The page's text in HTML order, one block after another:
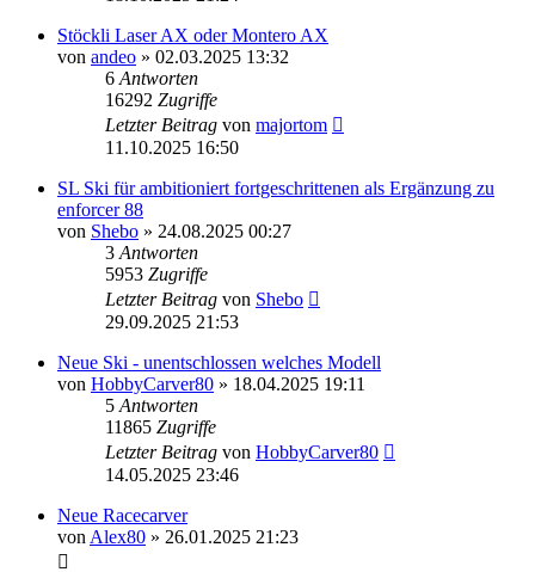
Stöckli Laser AX oder Montero AX
von andeo » 02.03.2025 13:32
6 Antworten
16292 Zugriffe
Letzter Beitrag von majortom
11.10.2025 16:50
SL Ski für ambitioniert fortgeschrittenen als Ergänzung zu
enforcer 88
von Shebo » 24.08.2025 00:27
3 Antworten
5953 Zugriffe
Letzter Beitrag von Shebo
29.09.2025 21:53
Neue Ski - unentschlossen welches Modell
von HobbyCarver80 » 18.04.2025 19:11
5 Antworten
11865 Zugriffe
Letzter Beitrag von HobbyCarver80
14.05.2025 23:46
Neue Racecarver
von Alex80 » 26.01.2025 21:23